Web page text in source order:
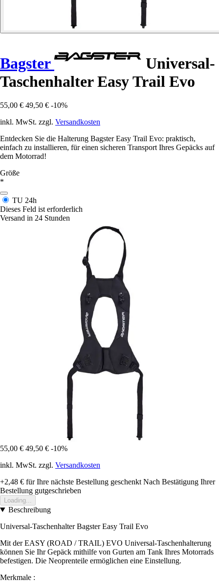
Bagster
Universal-
Taschenhalter Easy Trail Evo
55,00 € 49,50 € -10%
inkl. MwSt. zzgl. Versandkosten
Entdecken Sie die Halterung Bagster Easy Trail Evo: praktisch,
einfach zu installieren, für einen sicheren Transport Ihres Gepäcks auf
dem Motorrad!
Größe
*
TU 24h
Dieses Feld ist erforderlich
Versand in 24 Stunden
55,00 € 49,50 € -10%
inkl. MwSt. zzgl. Versandkosten
+2,48 € für Ihre nächste Bestellung geschenkt Nach Bestätigung Ihrer
Bestellung gutgeschrieben
Loading...
Beschreibung
Universal-Taschenhalter Bagster Easy Trail Evo
Mit der EASY (ROAD / TRAIL) EVO Universal-Taschenhalterung
können Sie Ihr Gepäck mithilfe von Gurten am Tank Ihres Motorrads
befestigen. Die Neoprenteile ermöglichen eine Einstellung.
Merkmale :